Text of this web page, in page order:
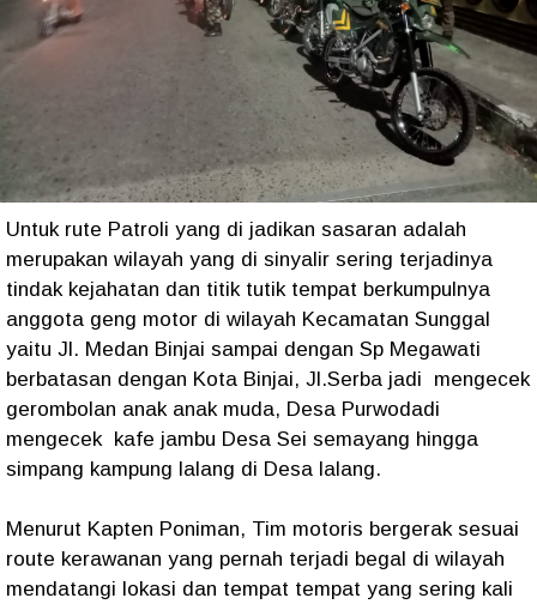
Untuk rute Patroli yang di jadikan sasaran adalah
merupakan wilayah yang di sinyalir sering terjadinya
tindak kejahatan dan titik tutik tempat berkumpulnya
anggota geng motor di wilayah Kecamatan Sunggal
yaitu Jl. Medan Binjai sampai dengan Sp Megawati
berbatasan dengan Kota Binjai, Jl.Serba jadi mengecek
gerombolan anak anak muda, Desa Purwodadi
mengecek kafe jambu Desa Sei semayang hingga
simpang kampung lalang di Desa lalang.
Menurut Kapten Poniman, Tim motoris bergerak sesuai
route kerawanan yang pernah terjadi begal di wilayah
mendatangi lokasi dan tempat tempat yang sering kali